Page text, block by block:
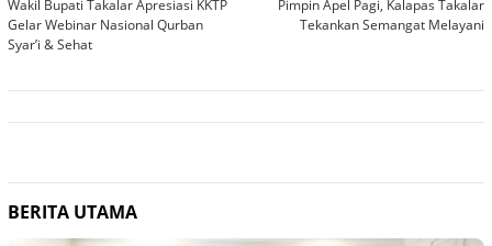
pos
Wakil Bupati Takalar Apresiasi KKTP
Gelar Webinar Nasional Qurban
Syar’i & Sehat
Pimpin Apel Pagi, Kalapas Takalar
Tekankan Semangat Melayani
BERITA UTAMA